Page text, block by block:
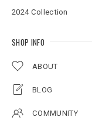
2024 Collection
SHOP INFO
ABOUT
BLOG
COMMUNITY